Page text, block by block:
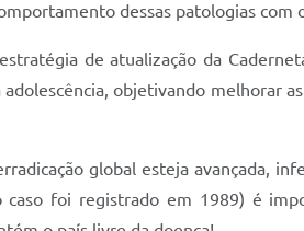
dessas patologias com
de atualização da
objetivando melhorar
global esteja avançada,
foi registrado em 1989) é